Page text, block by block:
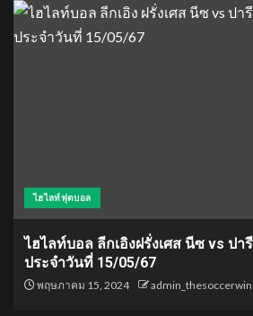
ไฮไลท์ฟุตบอล
ไฮไลท์บอล ลีกเอิงฝรั่งเศส นีซ vs ป
ประจำวันที่ 15/05/67
พฤษภาคม 15, 2024